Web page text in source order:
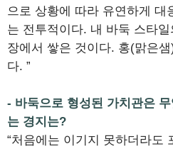
으로 상황에 따라 유연하게 대
는 전투적이다. 내 바둑 스타
장에서 쌓은 것이다. 홍(맑은
다. ”
- 바둑으로 형성된 가치관은
는 경지는?
“처음에는 이기지 못하더라도